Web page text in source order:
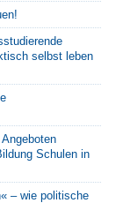
selbst leben
Schulen in
– wie politische